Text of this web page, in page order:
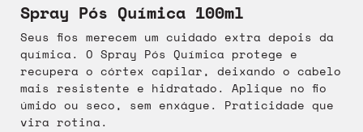
Spray Pós Química 100ml
Seus fios merecem um cuidado extra depois da
química. O Spray Pós Química protege e
recupera o córtex capilar, deixando o cabelo
mais resistente e hidratado. Aplique no fio
úmido ou seco, sem enxágue. Praticidade que
vira rotina.